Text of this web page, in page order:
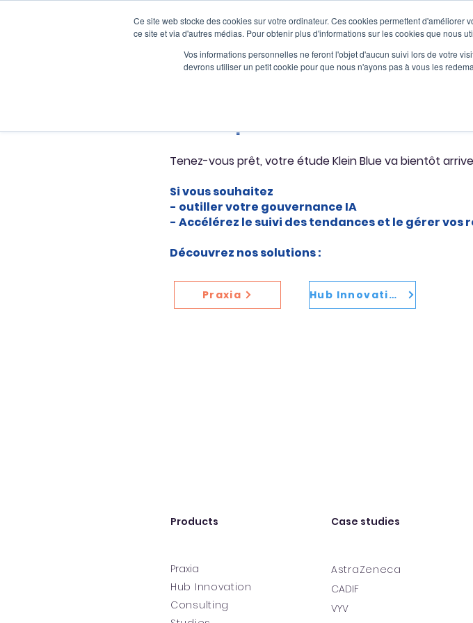
Ce site web stocke des cookies sur votre ordinateur. Ces cookies permettent
ce site et via d'autres médias. Pour obtenir plus d'informations sur les cookies que nous
Vos informations personnelles ne feront l'objet d'aucun suivi lors de votre
devrons utiliser un petit cookie pour que nous n'ayons pas à vous les
Products You are
Tenez-vous prêt, votre étude Klein Blue va bientôt
Si vous souhaitez
- outiller votre gouvernance IA
- Accélérez le suivi des tendances et le gérer
Découvrez nos solutions :
Praxia Hub Innovation
Products
Praxia
Hub Innovation
Consulting
Case studies
AstraZeneca
CADIF
VYV